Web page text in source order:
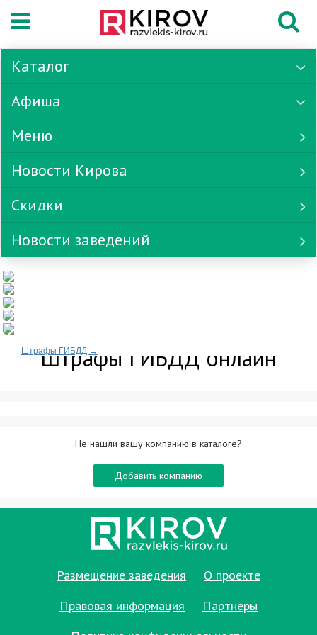
Каталог
Афиша
Меню
Новости Кирова
Скидки
Новости заведений
Штрафы ГИБДД онлайн
Штрафы ГИБДД →
Не нашли вашу компанию в каталоге?
Добавить компанию
Размещение заведения
О проекте
Правовая информация
Партнёры